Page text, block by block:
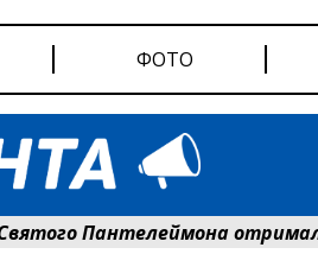
ФОТО
Пантелеймона отримала